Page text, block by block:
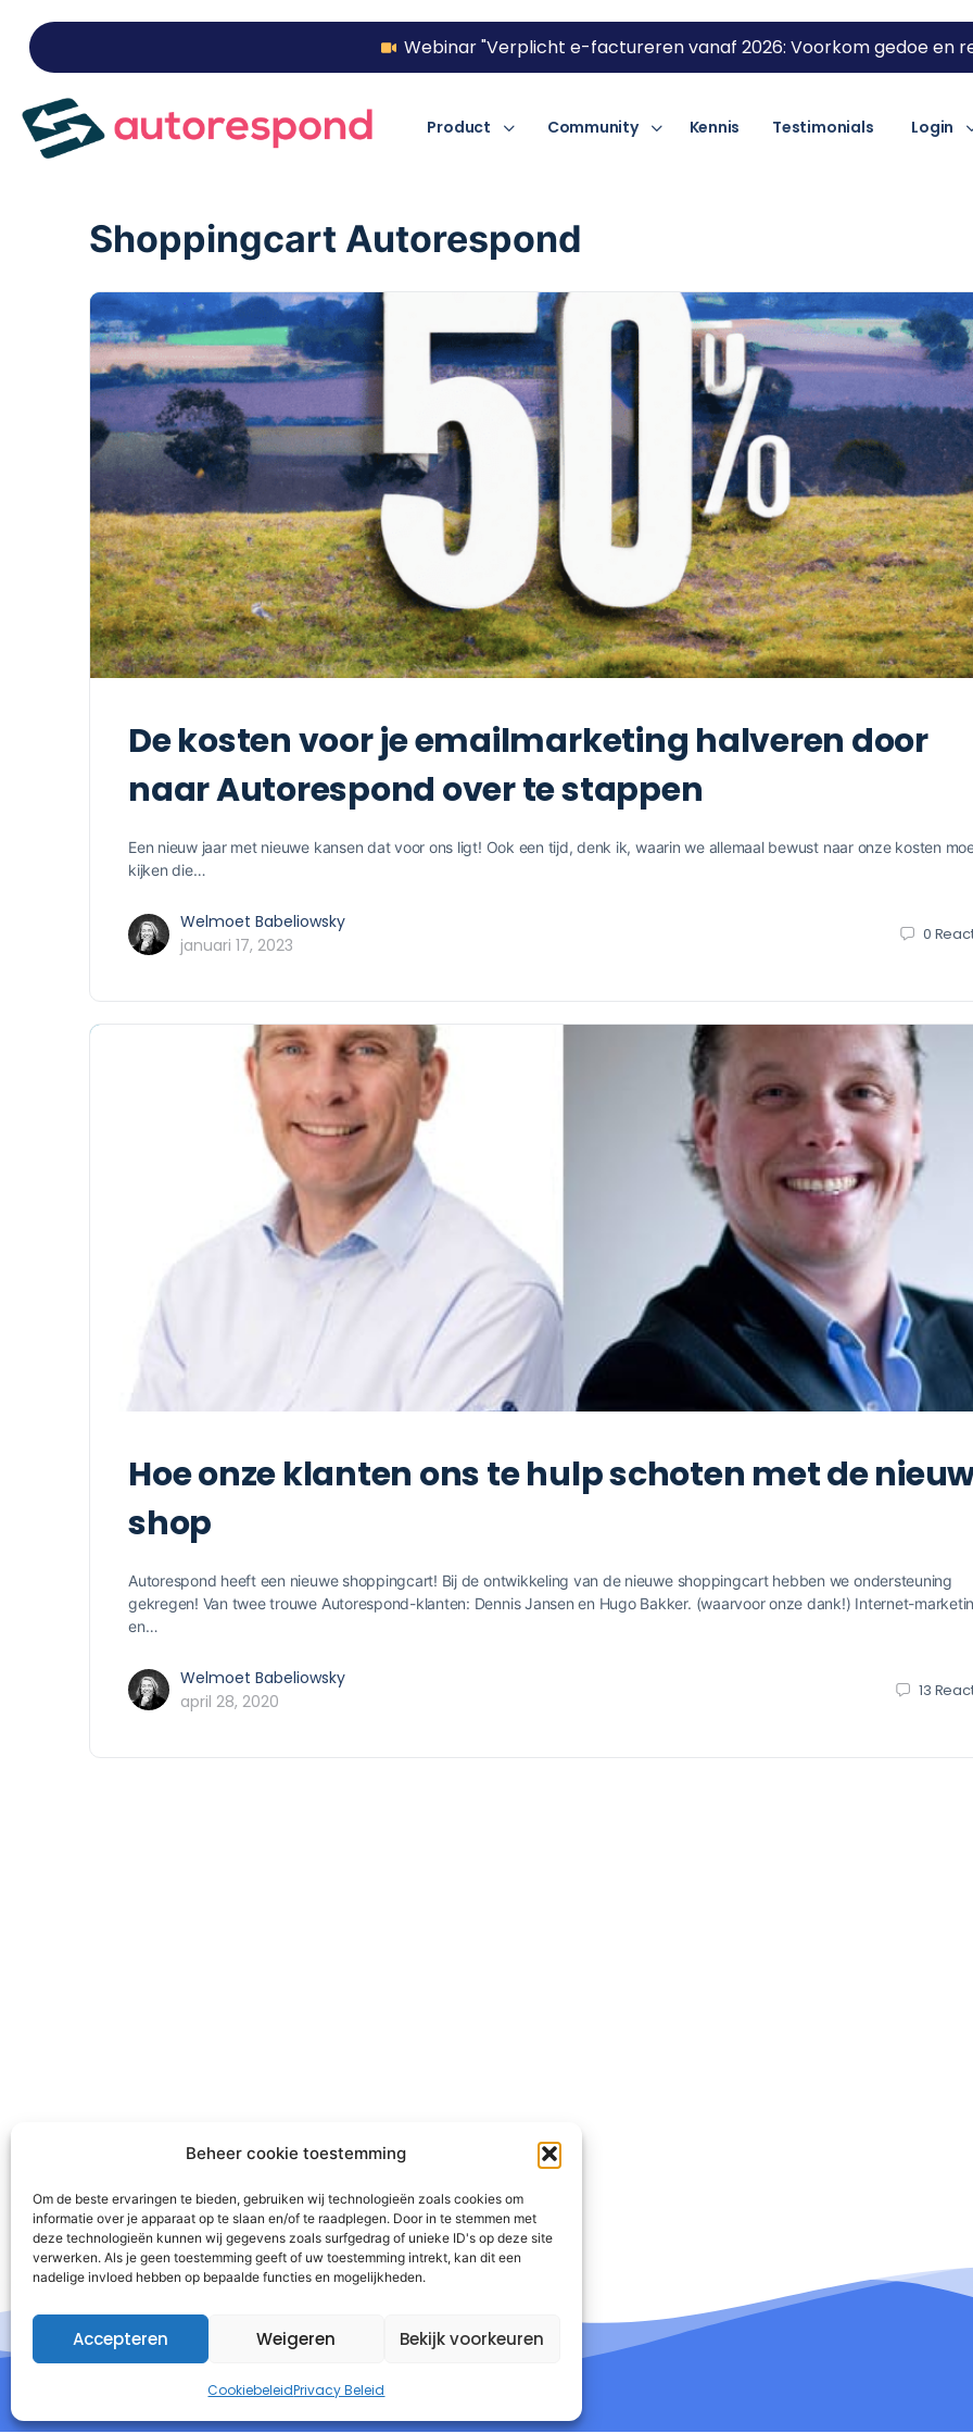
Beheer cookie toestemming
Om de beste ervaringen te bieden, gebruiken wij technologieën zoals cookies om
informatie over je apparaat op te slaan en/of te raadplegen. Door in te stemmen met
deze technologieën kunnen wij gegevens zoals surfgedrag of unieke ID's op deze site
verwerken. Als je geen toestemming geeft of uw toestemming intrekt, kan dit een
nadelige invloed hebben op bepaalde functies en mogelijkheden.
Accepteren Weigeren Bekijk voorkeuren
CookiebeleidPrivacy Beleid
Webinar "Verplicht e-factureren vanaf 2026: Voorkom gedoe en
Product Community Kennis Testimonials Login
Shoppingcart Autorespond
De kosten voor je emailmarketing halveren door
naar Autorespond over te stappen
Een nieuw jaar met nieuwe kansen dat voor ons ligt! Ook een tijd, denk ik, waarin we allemaal bewust naar onze kosten
kijken die…
Welmoet Babeliowsky
januari 17, 2023
0
Hoe onze klanten ons te hulp schoten met de
shop
Autorespond heeft een nieuwe shoppingcart! Bij de ontwikkeling van de nieuwe shoppingcart hebben we ondersteuning
gekregen! Van twee trouwe Autorespond-klanten: Dennis Jansen en Hugo Bakker. (waarvoor onze dank!) Internet-
en…
Welmoet Babeliowsky
april 28, 2020
13